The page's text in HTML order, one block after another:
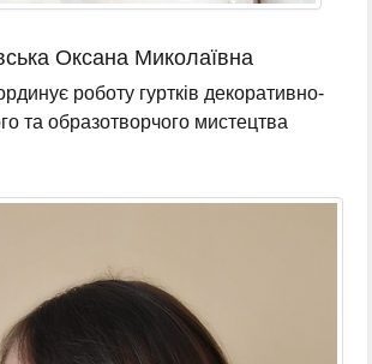
Оксана Миколаївна
роботу гуртків декоративно-
та образотворчого мистецтва